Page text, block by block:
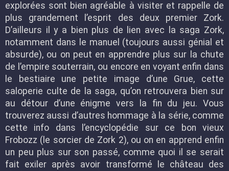
explorées sont bien agréable à visiter et rappelle de
plus grandement l’esprit des deux premier Zork.
D’ailleurs il y a bien plus de lien avec la saga Zork,
notamment dans le manuel (toujours aussi génial et
absurde), ou on peut en apprendre plus sur la chute
de l’empire souterrain, ou encore en voyant enfin dans
le bestiaire une petite image d’une Grue, cette
saloperie culte de la saga, qu’on retrouvera bien sur
au détour d’une énigme vers la fin du jeu. Vous
trouverez aussi d’autres hommage à la série, comme
cette info dans l’encyclopédie sur ce bon vieux
Frobozz (le sorcier de Zork 2), ou on en apprend enfin
un peu plus sur son passé, comme quoi il se serait
fait exiler après avoir transformé le château des